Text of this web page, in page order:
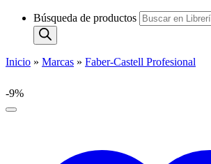
Búsqueda de productos
Inicio » Marcas » Faber-Castell Profesional
-9%